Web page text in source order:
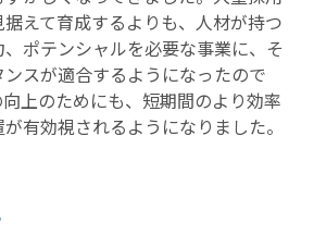
えて育成するよりも、人材が持つ
ポテンシャルを必要な事業に、そ
スが適合するようになったので
上のためにも、短期間のより効率
有効視されるようになりました。